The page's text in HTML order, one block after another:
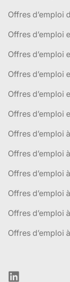
Offres d’emploi
Offres d’emploi
Offres d’emploi
Offres d’emploi
Offres d’emploi
Offres d’emploi
Offres d’emploi
Offres d’emploi
Offres d’emploi
Offres d’emploi
Offres d’emploi
Offres d’emploi
LinkedIn